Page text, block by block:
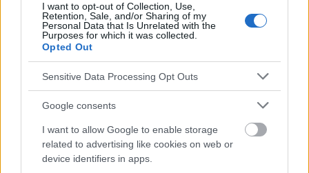
I want to opt-out of Collection, Use,
Retention, Sale, and/or Sharing of my
Personal Data that Is Unrelated with the
Purposes for which it was collected.
Opted Out
Sensitive Data Processing Opt Outs
Google consents
I want to allow Google to enable storage
related to advertising like cookies on web or
device identifiers in apps.
dans les 72 heures.
Premiers soins
1) Vérifiez la perméabilité des voies respiratoires.
2) Parlez à l'enfant - votre calme est essentiel.
3) Si l'enfant s'étouffe, essayez de lui tapoter le dos
et de le faire basculer.